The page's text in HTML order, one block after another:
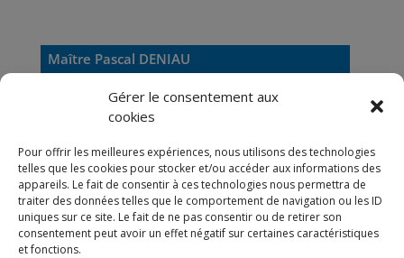
Gérer le consentement aux
cookies
Pour offrir les meilleures expériences, nous utilisons des technologies
telles que les cookies pour stocker et/ou accéder aux informations des
appareils. Le fait de consentir à ces technologies nous permettra de
traiter des données telles que le comportement de navigation ou les ID
uniques sur ce site. Le fait de ne pas consentir ou de retirer son
consentement peut avoir un effet négatif sur certaines caractéristiques
et fonctions.
Maître Pascal DENIAU
Droit de l’Énergie| Droit Bancaire|Financement de projets
Secteurs d’activités :
Énergie|Environnement| Infrastructures
pdeniau@gb2a.fr